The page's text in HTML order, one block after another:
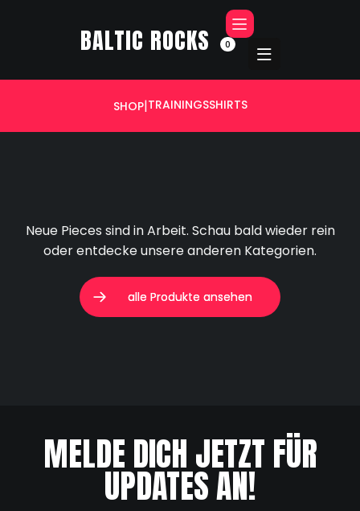
BALTIC ROCKS 0

SHOP|TRAININGSSHIRTS
Neue Pieces sind in Arbeit. Schau bald wieder rein
oder entdecke unsere anderen Kategorien.
alle Produkte ansehen
alle Produkte ansehen
MELDE DICH JETZT FÜR
UPDATES AN!